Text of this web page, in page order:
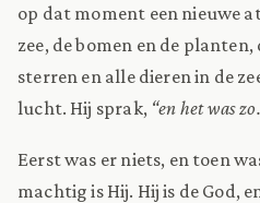
op dat moment een nieuwe
zee, de bomen en de planten,
sterren en alle dieren in de
lucht. Hij sprak, “en het was
Eerst was er niets, en toen
machtig is Hij. Hij is de God,